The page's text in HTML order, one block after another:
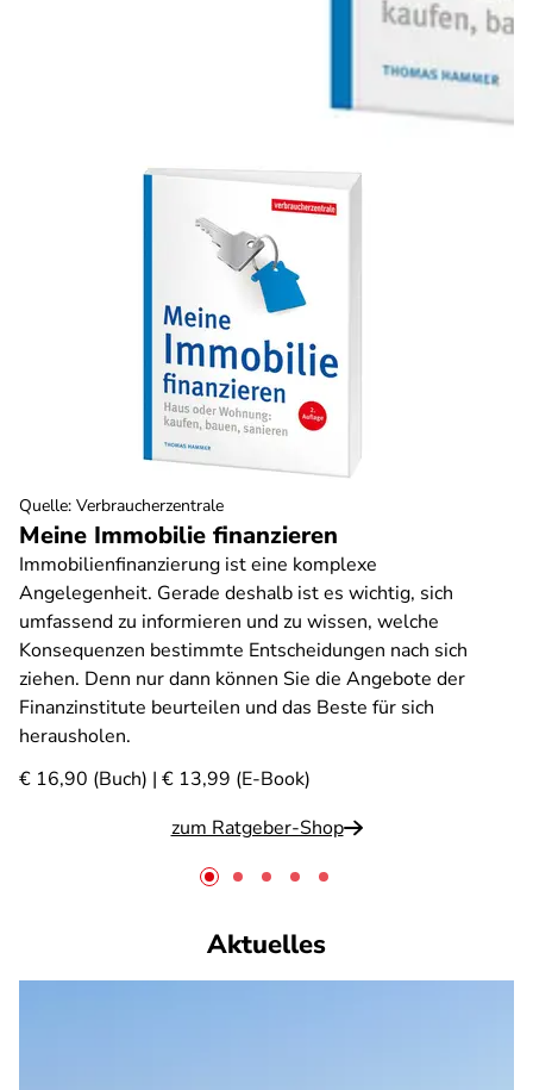
Meine Immobilie finanzieren
Immobilienfinanzierung ist eine komplexe
Angelegenheit. Gerade deshalb ist es wichtig, sich
umfassend zu informieren und zu wissen, welche
Konsequenzen bestimmte Entscheidungen nach sich
ziehen. Denn nur dann können Sie die Angebote der
Finanzinstitute beurteilen und das Beste für sich
herausholen.
€ 16,90 (Buch) | € 13,99 (E-Book)
zum Ratgeber-Shop
Quelle: Verbraucherzentrale
Aktuelles